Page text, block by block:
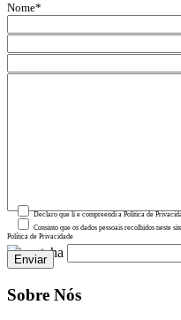
Nome*
Declaro que li e compreendi a Política de
Consinto que os dados pessoais recolhidos neste
Política de Privacidade
Sobre Nós